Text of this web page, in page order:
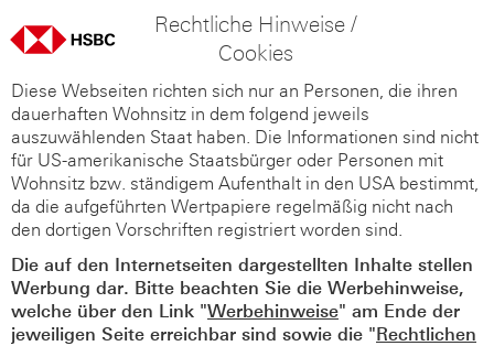
Rechtliche Hinweise /
Cookies
Diese Webseiten richten sich nur an Personen, die ihren
dauerhaften Wohnsitz in dem folgend jeweils
auszuwählenden Staat haben. Die Informationen sind nicht
für US-amerikanische Staatsbürger oder Personen mit
Wohnsitz bzw. ständigem Aufenthalt in den USA bestimmt,
da die aufgeführten Wertpapiere regelmäßig nicht nach
den dortigen Vorschriften registriert worden sind.
Die auf den Internetseiten dargestellten Inhalte stellen
Werbung dar. Bitte beachten Sie die Werbehinweise,
welche über den Link "Werbehinweise" am Ende der
jeweiligen Seite erreichbar sind sowie die "Rechtlichen